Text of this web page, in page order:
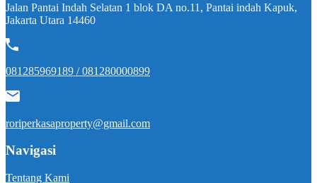
Jalan Pantai Indah Selatan 1 blok DA no.11, Pantai indah Kapuk,
Jakarta Utara 14460
081285969189 / 081280000899
roriperkasaproperty@gmail.com
Navigasi
Tentang Kami